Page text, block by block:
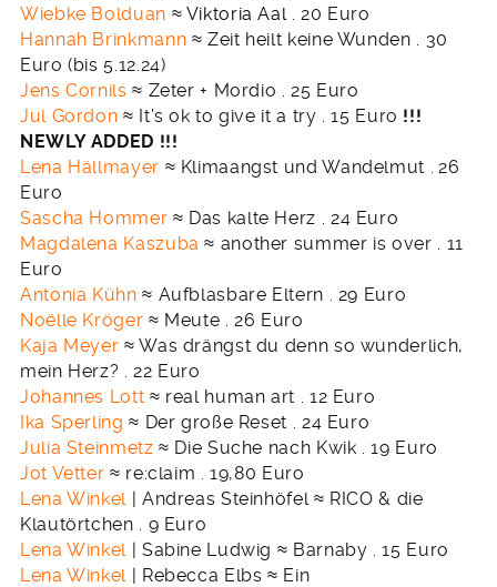
Wiebke Bolduan ≈ Viktoria Aal . 20 Euro
Hannah Brinkmann ≈ Zeit heilt keine Wunden . 30
Euro (bis 5.12.24)
Jens Cornils ≈ Zeter + Mordio . 25 Euro
Jul Gordon ≈ It’s ok to give it a try . 15 Euro !!!
NEWLY ADDED !!!
Lena Hällmayer ≈ Klimaangst und Wandelmut . 26
Euro
Sascha Hommer ≈ Das kalte Herz . 24 Euro
Magdalena Kaszuba ≈ another summer is over . 11
Euro
Antonia Kühn ≈ Aufblasbare Eltern . 29 Euro
Noëlle Kröger ≈ Meute . 26 Euro
Kaja Meyer ≈ Was drängst du denn so wunderlich,
mein Herz? . 22 Euro
Johannes Lott ≈ real human art . 12 Euro
Ika Sperling ≈ Der große Reset . 24 Euro
Julia Steinmetz≈ Die Suche nach Kwik . 19 Euro
Jot Vetter ≈ re:claim . 19,80 Euro
Lena Winkel| Andreas Steinhöfel ≈ RICO & die
Klautörtchen . 9 Euro
Lena Winkel | Sabine Ludwig ≈ Barnaby . 15 Euro
Lena Winkel | Rebecca Elbs ≈ Ein